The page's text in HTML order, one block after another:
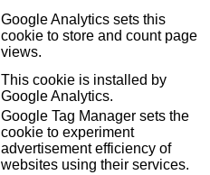
Google Analytics sets this
cookie to store and count page
views.
This cookie is installed by
Google Analytics.
Google Tag Manager sets the
cookie to experiment
advertisement efficiency of
websites using their services.